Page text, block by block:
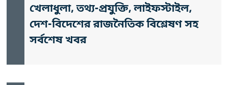
খেলাধুলা, তথ্য-প্রযুক্তি, লাইফস্টাইল,
দেশ-বিদেশের রাজনৈতিক বিশ্লেষণ সহ
সর্বশেষ খবর